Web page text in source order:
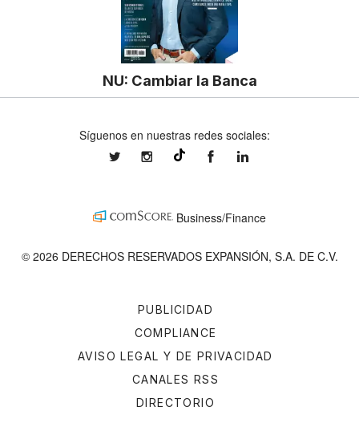
NU: Cambiar la Banca
PUBLICIDAD
COMPLIANCE
AVISO LEGAL Y DE PRIVACIDAD
CANALES RSS
DIRECTORIO
Síguenos en nuestras redes sociales:
expansionmxexpansionmx ExpansionMex
Business/Finance
© 2026 DERECHOS RESERVADOS EXPANSIÓN, S.A. DE C.V.